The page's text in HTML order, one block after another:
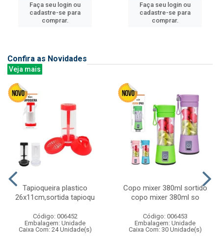
Faça seu login ou
cadastre-se para
comprar.
Faça seu login ou
cadastre-se para
comprar.
Confira as Novidades
Veja mais
Tapioqueira plastico
26x11cm,sortida tapioqu
Código: 006452
Embalagem: Unidade
Caixa Com: 24 Unidade(s)
Copo mixer 380ml sortido
copo mixer 380ml so
Código: 006453
Embalagem: Unidade
Caixa Com: 30 Unidade(s)